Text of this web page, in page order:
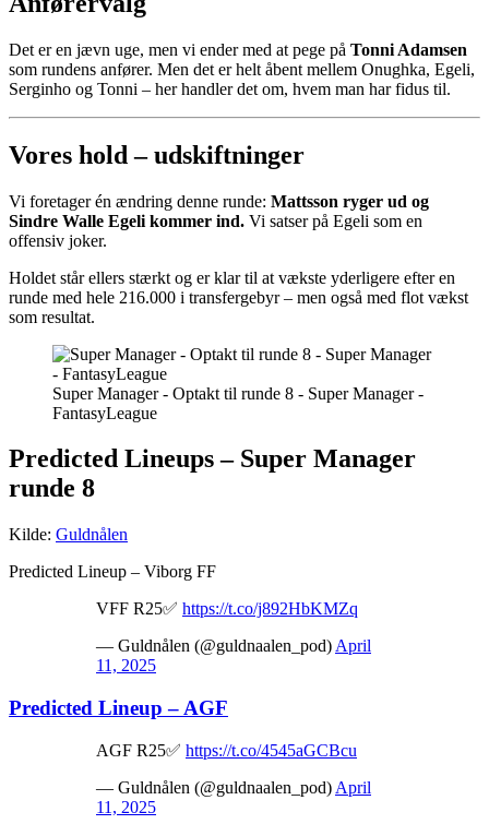
Det er en jævn uge, men vi ender med at pege på Tonni Adamsen
som rundens anfører. Men det er helt åbent mellem Onughka, Egeli,
Serginho og Tonni – her handler det om, hvem man har fidus til.
Vores hold – udskiftninger
Vi foretager én ændring denne runde: Mattsson ryger ud og
Sindre Walle Egeli kommer ind. Vi satser på Egeli som en
offensiv joker.
Holdet står ellers stærkt og er klar til at vækste yderligere efter en
runde med hele 216.000 i transfergebyr – men også med flot vækst
som resultat.
Super Manager - Optakt til runde 8 - Super Manager -
FantasyLeague
Predicted Lineups – Super Manager
runde 8
Kilde: Guldnålen
Predicted Lineup – Viborg FF
VFF R25✅ https://t.co/j892HbKMZq
— Guldnålen (@guldnaalen_pod) April
11, 2025
Predicted Lineup – AGF
AGF R25✅ https://t.co/4545aGCBcu
— Guldnålen (@guldnaalen_pod) April
11, 2025